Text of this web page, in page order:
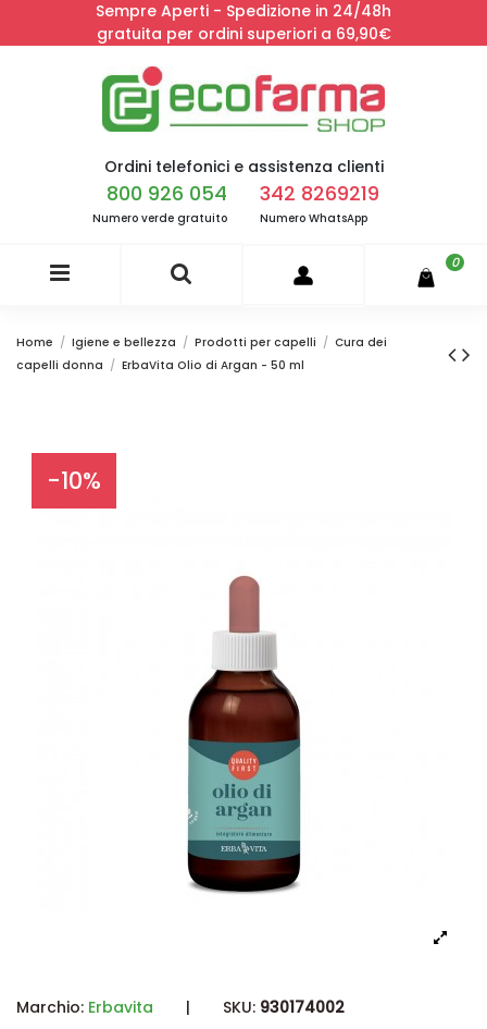
Sempre Aperti - Spedizione in 24/48h
gratuita per ordini superiori a 69,90€
Ordini telefonici e assistenza clienti
800 926 054
Numero verde gratuito
342 8269219
Numero WhatsApp
0
Home Igiene e bellezza Prodotti per capelli
Cura dei
capelli donna
ErbaVita Olio di Argan - 50 ml
-10%
Marchio: Erbavita | SKU: 930174002